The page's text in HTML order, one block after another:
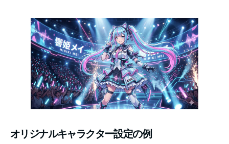
オリジナルキャラクター設定の例